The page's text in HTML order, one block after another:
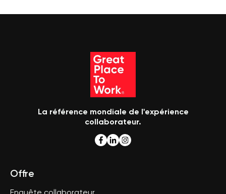
La référence mondiale de l'expérience
collaborateur.
Offre